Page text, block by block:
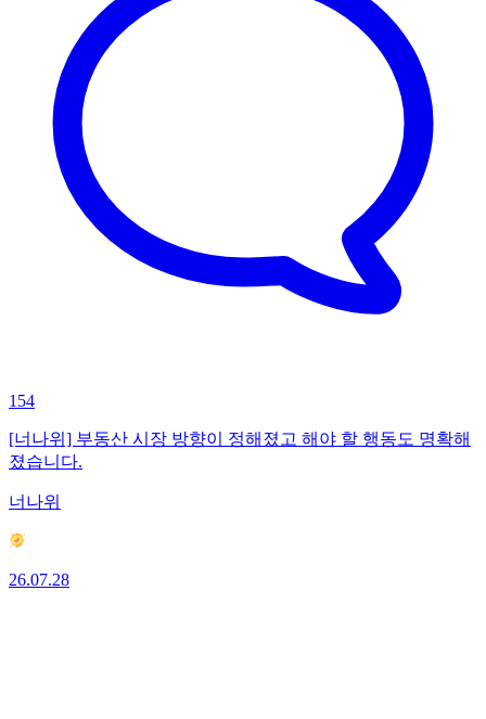
154
[너나위] 부동산 시장 방향이 정해졌고 해야 할 행동도 명확해
졌습니다.
너나위
26.07.28